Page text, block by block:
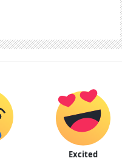
Excited